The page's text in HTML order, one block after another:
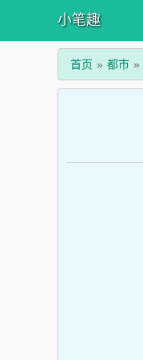
小笔趣
首页 都市